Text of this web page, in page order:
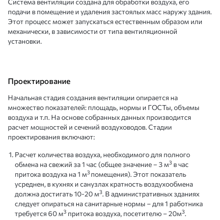
Система вентиляции создана для обработки воздуха, его
подачи в помещение и удаления застоялых масс наружу здания.
Этот процесс может запускаться естественным образом или
механически, в зависимости от типа вентиляционной
установки.
Проектирование
Начальная стадия создания вентиляции опирается на
множество показателей: площадь, нормы и ГОСТы, объемы
воздуха и т.п. На основе собранных данных производится
расчет мощностей и сечений воздуховодов. Стадии
проектирования включают:
Расчет количества воздуха, необходимого для полного
обмена на свежий за 1 час (общее значение – 3 м3 в час
притока воздуха на 1 м3 помещения). Этот показатель
усреднен, в кухнях и санузлах кратность воздухообмена
должна достигать 10-20 м3. В административных зданиях
следует опираться на санитарные нормы – для 1 работника
требуется 60 м3 притока воздуха, посетителю – 20м3.